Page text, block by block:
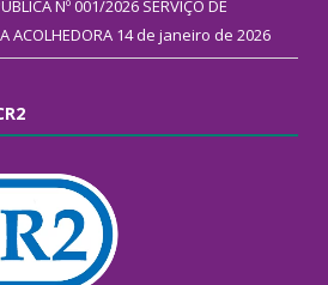
Nº 001/2026 SERVIÇO DE
ACOLHEDORA 14 de janeiro de 2026